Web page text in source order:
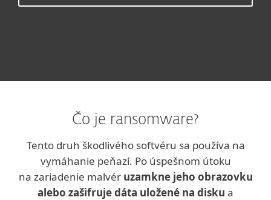
Čo je ransomware?
Tento druh škodlivého softvéru sa používa na
vymáhanie peňazí. Po úspešnom útoku
na zariadenie malvér uzamkne jeho obrazovku
alebo zašifruje dáta uložené na disku a